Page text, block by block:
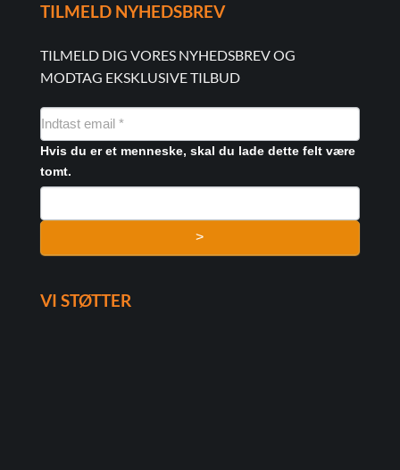
TILMELD NYHEDSBREV
TILMELD DIG VORES NYHEDSBREV OG
MODTAG EKSKLUSIVE TILBUD
NYHEDSMAIL
FORMULAR
Hvis du er et menneske, skal du lade dette felt være
tomt.
>
VI STØTTER